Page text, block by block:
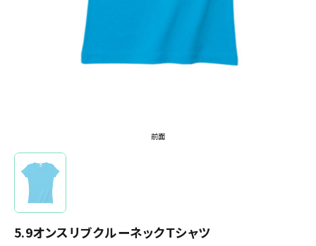
前面
5.9オンスリブクルーネックＴシャツ